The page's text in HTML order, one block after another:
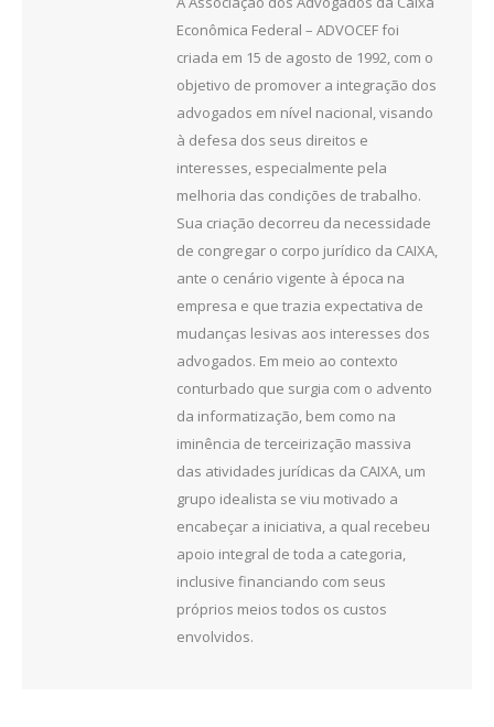
Econômica Federal – ADVOCEF foi
criada em 15 de agosto de 1992, com o
objetivo de promover a integração dos
advogados em nível nacional, visando
à defesa dos seus direitos e
interesses, especialmente pela
melhoria das condições de trabalho.
Sua criação decorreu da necessidade
de congregar o corpo jurídico da CAIXA,
ante o cenário vigente à época na
empresa e que trazia expectativa de
mudanças lesivas aos interesses dos
advogados. Em meio ao contexto
conturbado que surgia com o advento
da informatização, bem como na
iminência de terceirização massiva
das atividades jurídicas da CAIXA, um
grupo idealista se viu motivado a
encabeçar a iniciativa, a qual recebeu
apoio integral de toda a categoria,
inclusive financiando com seus
próprios meios todos os custos
envolvidos.